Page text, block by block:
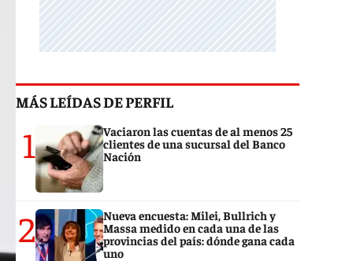
MÁS LEÍDAS DE PERFIL
1
Vaciaron las cuentas de al menos 25
clientes de una sucursal del Banco
Nación
2
Nueva encuesta: Milei, Bullrich y
Massa medido en cada una de las
provincias del país: dónde gana cada
uno